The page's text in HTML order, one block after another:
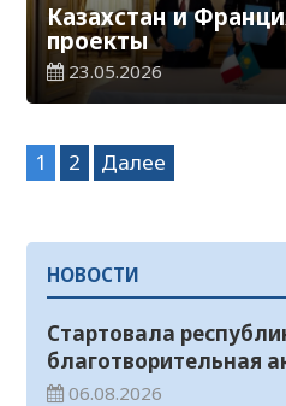
Казахстан и
проекты
23.05.2026
Навигация
записям
1 2 Далее
НОВОСТИ
Стартовала
благотворительная
школу»
06.08.2026